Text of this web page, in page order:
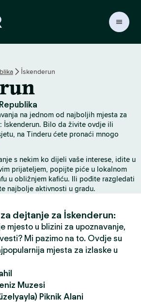
r
H
o
m
e
İskenderun
na jednom od najboljih mjesta za
İskenderun. Bilo da živite ovdje ili
na Tinderu ćete pronaći mnogo
s nekim ko dijeli vaše interese, idite u
prijateljem, popijte piće u lokalnom
u obližnjem kafiću. Ili pođite razgledati
najbolje aktivnosti u gradu.
dejtanje za İskenderun:
mjesto u blizini za upoznavanje,
Mi pazimo na to. Ovdje su
mjesta za izlaske u
Muzesi
Piknik Alani